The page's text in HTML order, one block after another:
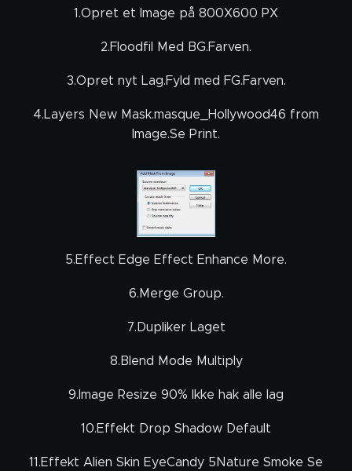
1.Opret et Image på 800X600 PX
2.Floodfil Med BG.Farven.
3.Opret nyt Lag.Fyld med FG.Farven.
4.Layers New Mask.masque_Hollywood46 from
Image.Se Print.
5.Effect Edge Effect Enhance More.
6.Merge Group.
7.Dupliker Laget
8.Blend Mode Multiply
9.Image Resize 90% Ikke hak alle lag
10.Effekt Drop Shadow Default
11.Effekt Alien Skin EyeCandy 5Nature Smoke Se